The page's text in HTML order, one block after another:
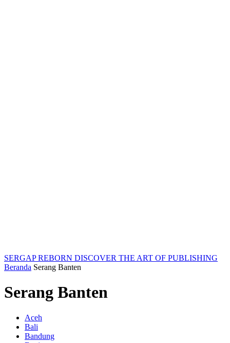
SERGAP REBORN DISCOVER THE ART OF PUBLISHING
Beranda Serang Banten
Serang Banten
Aceh
Bali
Bandung